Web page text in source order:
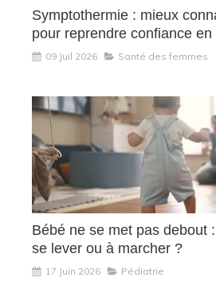
Symptothermie : mieux
pour reprendre confiance
09 Juil 2026 Santé des femmes
Bébé ne se met pas debout
se lever ou à marcher ?
17 Juin 2026 Pédiatrie